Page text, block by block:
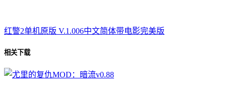
红警2单机原版 V.1.006中文简体带电影完美版
相关下载